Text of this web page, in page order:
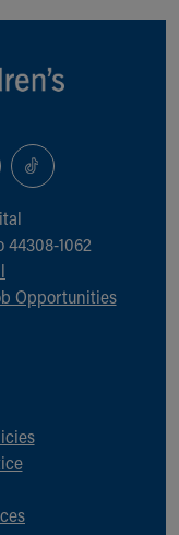
44308-1062
Opportunities